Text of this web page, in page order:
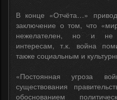
В конце «Отчёта…»
заключение о том, что
нежелателен, но и не
интересам, т.к. война
также социальным и
«Постоянная угроза
существования
обоснованием